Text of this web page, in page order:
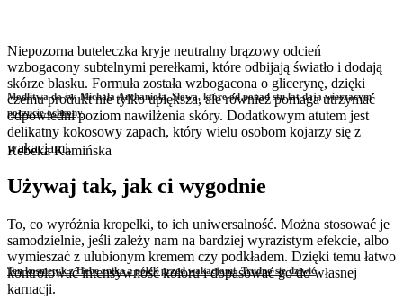
Modlitwa do św. Michała Archanioła. Słowa, które od ponad stu lat dają wierzącym
poczucie ochrony
Rebeka Kamińska
Ten kosmetyk z Hebe znika z półek przed wakacjami. Trudno się dziwić
Niepozorna buteleczka kryje neutralny brązowy odcień
wzbogacony subtelnymi perełkami, które odbijają światło i dodają
skórze blasku. Formuła została wzbogacona o glicerynę, dzięki
czemu produkt nie tylko upiększa, ale również pomaga utrzymać
odpowiedni poziom nawilżenia skóry. Dodatkowym atutem jest
delikatny kokosowy zapach, który wielu osobom kojarzy się z
wakacjami.
Używaj tak, jak ci wygodnie
To, co wyróżnia kropelki, to ich uniwersalność. Można stosować je
samodzielnie, jeśli zależy nam na bardziej wyrazistym efekcie, albo
wymieszać z ulubionym kremem czy podkładem. Dzięki temu łatwo
kontrolować intensywność koloru i dopasować go do własnej
karnacji.